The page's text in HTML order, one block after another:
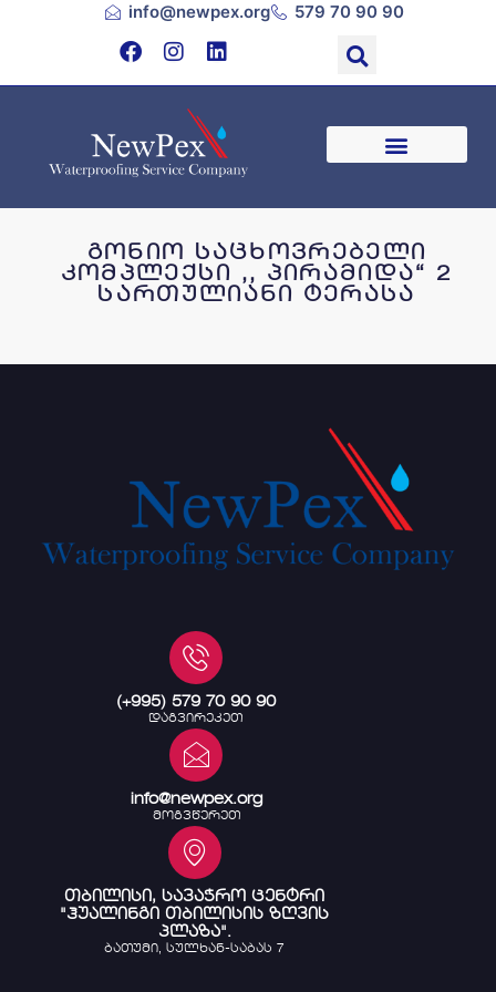
info@newpex.org 579 70 90 90
გონიო საცხოვრებელი
კომპლექსი ,, პირამიდა“ 2
სართულიანი ტერასა
(+995) 579 70 90 90
დაგვირეკეთ
info@newpex.org
მოგვწერეთ
თბილისი, სავაჭრო ცენტრი
"ჰუალინგი თბილისის ზღვის
პლაზა".
ბათუმი, სულხან-საბას 7